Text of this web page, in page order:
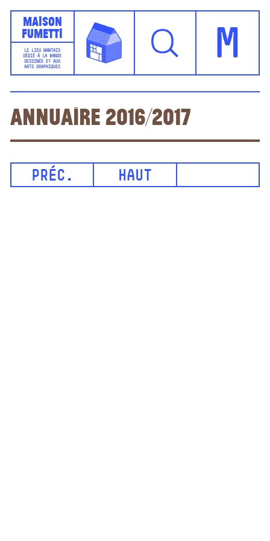
Maison
Fumetti
LE LIEU NANTAIS
DÉDIÉ À LA BANDE
DESSINÉE ET AUX
ARTS GRAPHIQUES
M
Annuaire 2016/2017
PRÉC. HAUT